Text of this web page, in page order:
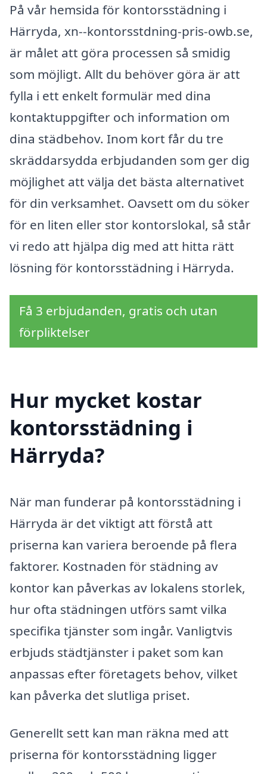
På vår hemsida för kontorsstädning i
Härryda, xn--kontorsstdning-pris-owb.se,
är målet att göra processen så smidig
som möjligt. Allt du behöver göra är att
fylla i ett enkelt formulär med dina
kontaktuppgifter och information om
dina städbehov. Inom kort får du tre
skräddarsydda erbjudanden som ger dig
möjlighet att välja det bästa alternativet
för din verksamhet. Oavsett om du söker
för en liten eller stor kontorslokal, så står
vi redo att hjälpa dig med att hitta rätt
lösning för kontorsstädning i Härryda.
Få 3 erbjudanden, gratis och utan
förpliktelser
Hur mycket kostar
kontorsstädning i
Härryda?
När man funderar på kontorsstädning i
Härryda är det viktigt att förstå att
priserna kan variera beroende på flera
faktorer. Kostnaden för städning av
kontor kan påverkas av lokalens storlek,
hur ofta städningen utförs samt vilka
specifika tjänster som ingår. Vanligtvis
erbjuds städtjänster i paket som kan
anpassas efter företagets behov, vilket
kan påverka det slutliga priset.
Generellt sett kan man räkna med att
priserna för kontorsstädning ligger